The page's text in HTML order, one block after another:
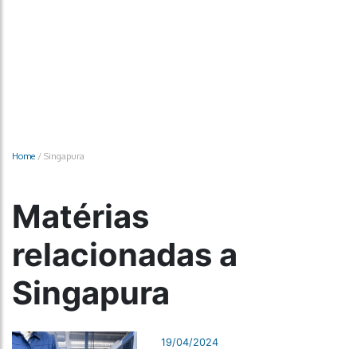
Home / Singapura
Matérias
relacionadas a
Singapura
19/04/2024